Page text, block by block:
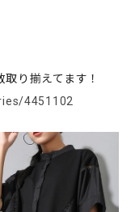
り揃えてます！
4451102